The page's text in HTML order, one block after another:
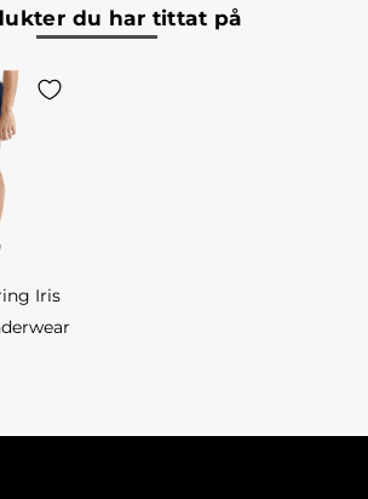
du har tittat på
Iris